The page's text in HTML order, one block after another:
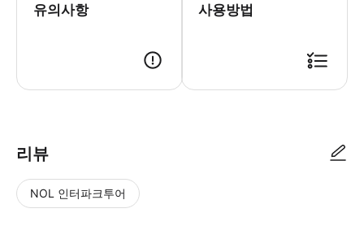
유의사항 사용방법
리뷰
NOL 인터파크투어